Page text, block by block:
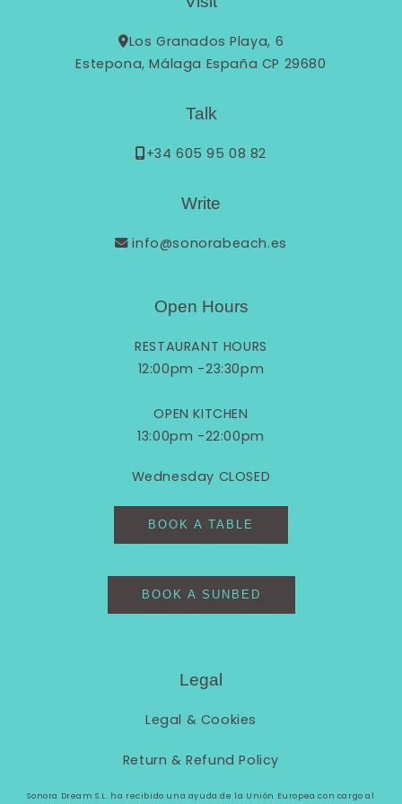
Los Granados Playa, 6
Estepona, Málaga España CP 29680
Talk
+34 605 95 08 82
Write
info@sonorabeach.es
Open Hours
RESTAURANT HOURS
12:00pm -23:30pm
OPEN KITCHEN
13:00pm -22:00pm
Wednesday CLOSED
BOOK A TABLE
BOOK A SUNBED
Legal
Legal & Cookies
Return & Refund Policy
Sonora Dream S.L. ha recibido una ayuda de la Unión Europea con cargo al